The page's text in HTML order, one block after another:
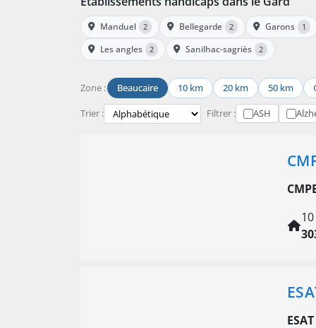
Manduel 2 Bellegarde 2 Garons 1
Les angles 2 Sanilhac-sagriès 2
Zone : Beaucaire 10 km 20 km 50 km
Trier : Filtrer : ASH